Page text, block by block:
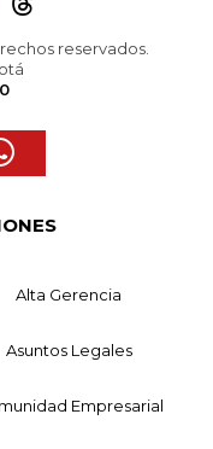
reservados.
Alta Gerencia
Asuntos Legales
Empresarial